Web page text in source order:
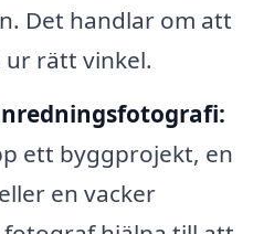
Det handlar om att
rätt vinkel.
ett byggprojekt, en
en vacker